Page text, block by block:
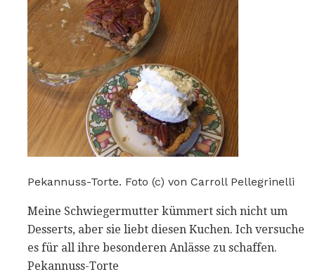
Pekannuss-Torte. Foto (c) von Carroll Pellegrinelli
Meine Schwiegermutter kümmert sich nicht um
Desserts, aber sie liebt diesen Kuchen. Ich versuche
es für all ihre besonderen Anlässe zu schaffen.
Pekannuss-Torte